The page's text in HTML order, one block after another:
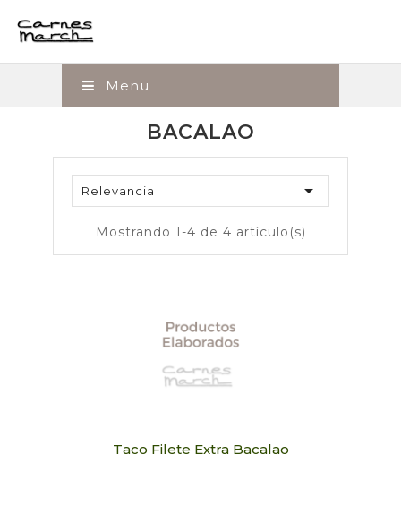
Menu
BACALAO
Relevancia 
Mostrando 1-4 de 4 artículo(s)
Taco Filete Extra Bacalao